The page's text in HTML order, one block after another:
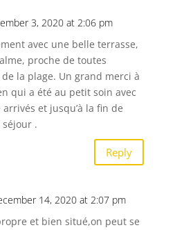
3, 2020 at 2:06 pm
avec une belle terrasse,
proche de toutes
la plage. Un grand merci à
qui a été au petit soin avec
et jusqu’à la fin de
.
Reply
14, 2020 at 2:07 pm
et bien situé,on peut se